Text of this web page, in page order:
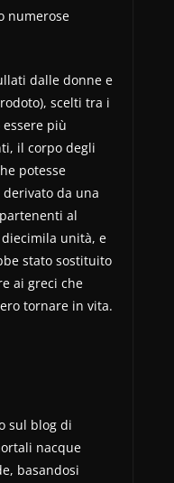
numerose
dalle donne e
scelti tra i
più
il corpo degli
potesse
da una
al
unità, e
stato sostituito
ai greci che
tornare in vita.
sul blog di
nacque
basandosi